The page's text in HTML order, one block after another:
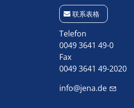
联系表格
Telefon
0049 3641 49-0
Fax
0049 3641 49-2020
info@jena.de